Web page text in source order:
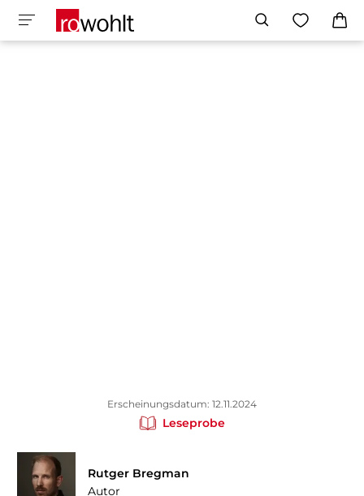
Erscheinungsdatum: 12.11.2024
Leseprobe
Rutger Bregman
Autor